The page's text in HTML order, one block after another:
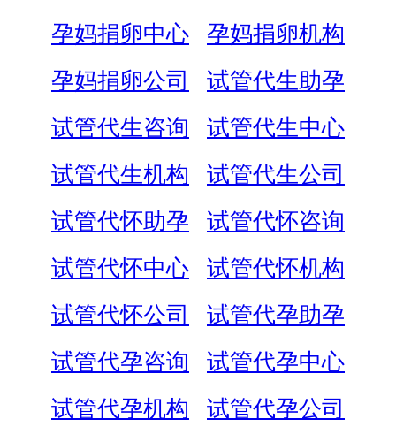
孕妈捐卵中心
孕妈捐卵机构
孕妈捐卵公司
试管代生助孕
试管代生咨询
试管代生中心
试管代生机构
试管代生公司
试管代怀助孕
试管代怀咨询
试管代怀中心
试管代怀机构
试管代怀公司
试管代孕助孕
试管代孕咨询
试管代孕中心
试管代孕机构
试管代孕公司